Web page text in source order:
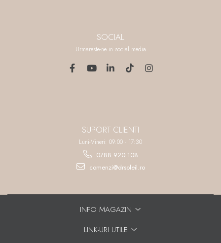
SOCIAL
Urmareste-ne in social media
SUPORT CLIENTI
Luni-Vineri: 09:00 - 17:30
0788 920 108
comenzi@drsoleil.ro
INFO MAGAZIN
LINK-URI UTILE